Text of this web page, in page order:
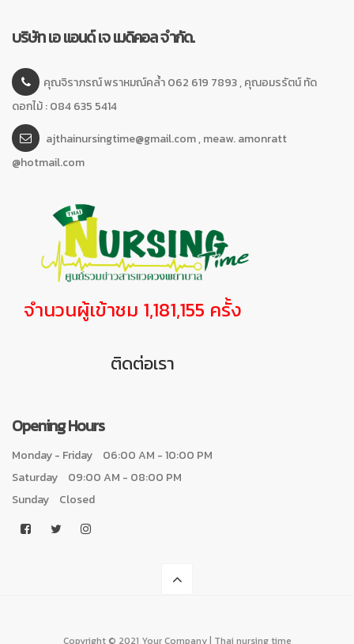
บริษัท เอ แอนด์ เจ เมดิคอล จำกัด.
คุณจิราภรณ์ พราหมณ์คล้ำ 062 619 7893 , คุณอมรรัตน์ ทัด
ดอกไม้ : 084 635 5414
ajthainursingtime@gmail.com , meaw. amonratt
@hotmail.com
จำนวนผู้เข้าชม 1,181,155 ครั้ง
ติดต่อเรา
Opening Hours
Monday - Friday
06:00 AM - 10:00 PM
Saturday
09:00 AM - 08:00 PM
Sunday
Closed
Copyright © 2021 Your Company | Thai nursing time